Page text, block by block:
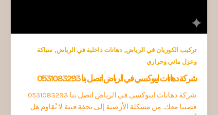
تركيب الكوريان في الرياض,دهانات داخلية في الرياض,سباكة
وعزل مائي وحراري
شركة دهانات ايبوكسي في الرياض اتصل بنا 0531083293
شركة دهانات ايبوكسي في الرياض اتصل بنا 0531083293:
قصتنا معك.. من مشكلة الأرضية إلى تحفة فنية لا تُقاوم هل